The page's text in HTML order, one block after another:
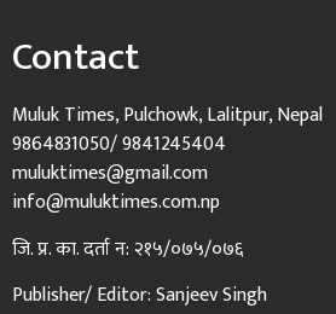
Contact
Muluk Times, Pulchowk, Lalitpur, Nepal
9864831050/ 9841245404
muluktimes@gmail.com
info@muluktimes.com.np
जि. प्र. का. दर्ता न: २१५/०७५/०७६
Publisher/ Editor: Sanjeev Singh